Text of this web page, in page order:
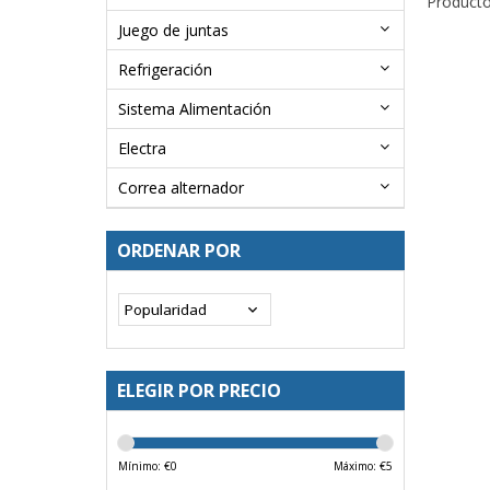
Juego de juntas
Refrigeración
Sistema Alimentación
Electra
Correa alternador
ORDENAR POR
ELEGIR POR PRECIO
Mínimo: €0 Máximo: €5